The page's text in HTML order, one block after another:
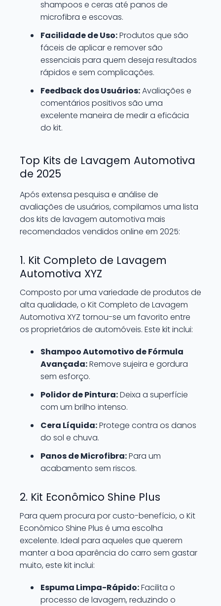
shampoos e ceras até panos de
microfibra e escovas.
Facilidade de Uso:Produtos que são
fáceis de aplicar e remover são
essenciais para quem deseja resultados
rápidos e sem complicações.
Feedback dos Usuários:Avaliações e
comentários positivos são uma
excelente maneira de medir a eficácia
do kit.
Top Kits de Lavagem Automotiva
de 2025
Após extensa pesquisa e análise de
avaliações de usuários, compilamos uma lista
dos kits de lavagem automotiva mais
recomendados vendidos online em 2025:
1. Kit Completo de Lavagem
Automotiva XYZ
Composto por uma variedade de produtos de
alta qualidade, o Kit Completo de Lavagem
Automotiva XYZ tornou-se um favorito entre
os proprietários de automóveis. Este kit inclui:
Shampoo Automotivo de Fórmula
Avançada:Remove sujeira e gordura
sem esforço.
Polidor de Pintura:Deixa a superfície
com um brilho intenso.
Cera Líquida:Protege contra os danos
do sol e chuva.
Panos de Microfibra:Para um
acabamento sem riscos.
2. Kit Econômico Shine Plus
Para quem procura por custo-benefício, o Kit
Econômico Shine Plus é uma escolha
excelente. Ideal para aqueles que querem
manter a boa aparência do carro sem gastar
muito, este kit inclui:
Espuma Limpa-Rápido:Facilita o
processo de lavagem, reduzindo o